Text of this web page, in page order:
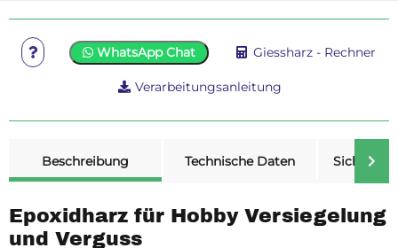
WhatsApp Chat Giessharz - Rechner
Verarbeitungsanleitung
Beschreibung
Technische Daten
Epoxidharz für Hobby Versiegelung
und Verguss